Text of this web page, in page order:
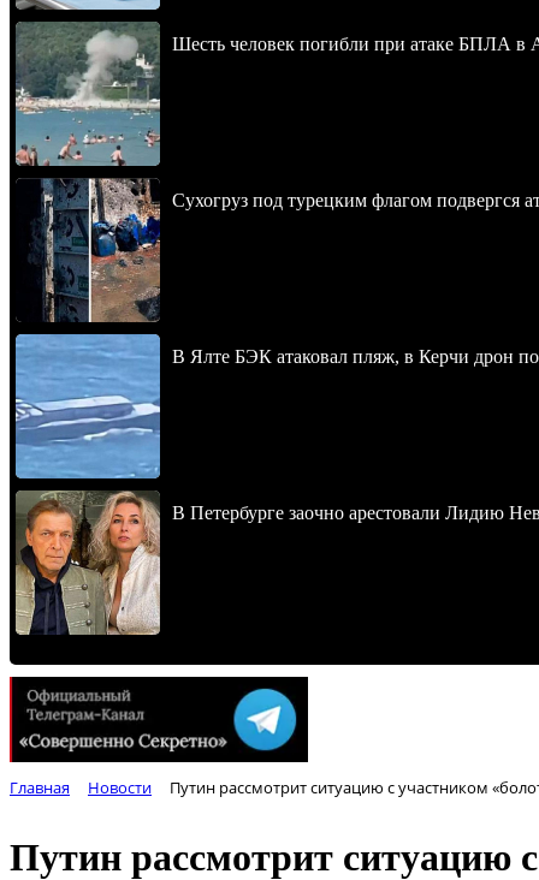
Шесть человек погибли при атаке БПЛА в
Сухогруз под турецким флагом подвергся
В Ялте БЭК атаковал пляж, в Керчи дрон
В Петербурге заочно арестовали Лидию
Главная Новости Путин рассмотрит ситуацию с участником
Путин рассмотрит ситуацию